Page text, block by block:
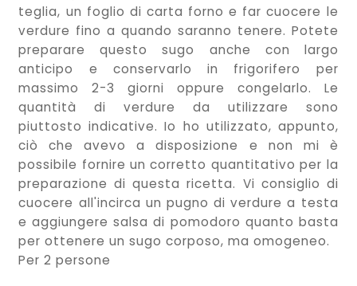
teglia, un foglio di carta forno e far cuocere le
verdure fino a quando saranno tenere. Potete
preparare questo sugo anche con largo
anticipo e conservarlo in frigorifero per
massimo 2-3 giorni oppure congelarlo. Le
quantità di verdure da utilizzare sono
piuttosto indicative. Io ho utilizzato, appunto,
ciò che avevo a disposizione e non mi è
possibile fornire un corretto quantitativo per la
preparazione di questa ricetta. Vi consiglio di
cuocere all'incirca un pugno di verdure a testa
e aggiungere salsa di pomodoro quanto basta
per ottenere un sugo corposo, ma omogeneo.
Per 2 persone